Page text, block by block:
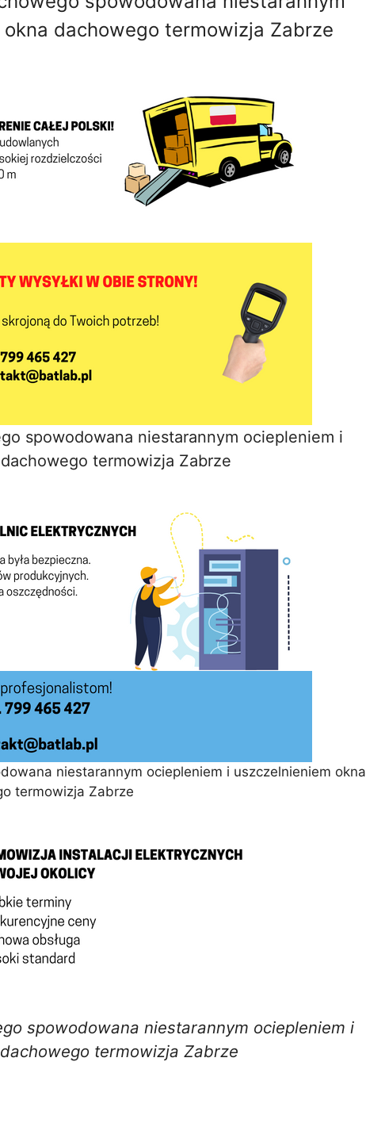
dachowego termowizja Zabrze
spowodowana niestarannym ociepleniem i
termowizja Zabrze
niestarannym ociepleniem i uszczelnieniem okna
termowizja Zabrze
spowodowana niestarannym ociepleniem i
termowizja Zabrze